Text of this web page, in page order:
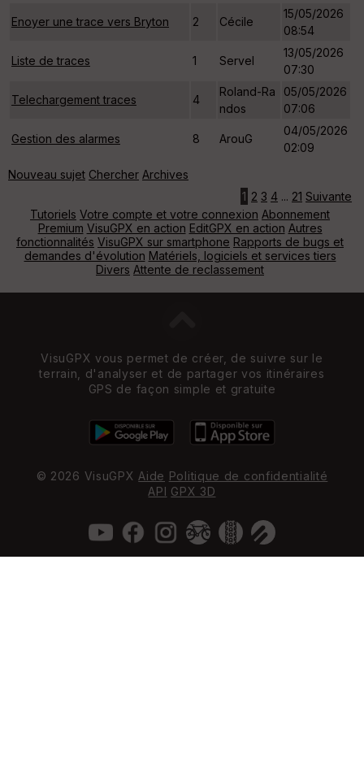
Enoyer une trace vers Bryton 2 Cécile
15/05/2026
08:54
Liste de traces 1 Servel
13/05/2026
07:30
Telechargement traces 4
Roland-Ra
ndos
05/05/2026
07:06
Gestion des alarmes 8 ArouG
04/05/2026
02:09
Nouveau sujet Chercher Archives
1 2 3 4 ... 21 Suivante
Tutoriels Votre compte et votre connexion Abonnement
Premium VisuGPX en action EditGPX en action Autres
fonctionnalités VisuGPX sur smartphone Rapports de bugs et
demandes d'évolution Matériels, logiciels et services tiers
Divers Attente de reclassement
VisuGPX vous permet de créer, de suivre sur le
terrain, d'analyser et de partager vos itinéraires
GPS de façon simple et gratuite
© 2026 VisuGPX Aide Politique de confidentialité
API GPX 3D